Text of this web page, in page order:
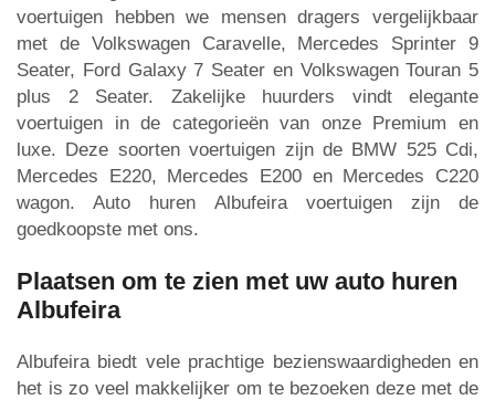
voertuigen hebben we mensen dragers vergelijkbaar
met de Volkswagen Caravelle, Mercedes Sprinter 9
Seater, Ford Galaxy 7 Seater en Volkswagen Touran 5
plus 2 Seater. Zakelijke huurders vindt elegante
voertuigen in de categorieën van onze Premium en
luxe. Deze soorten voertuigen zijn de BMW 525 Cdi,
Mercedes E220, Mercedes E200 en Mercedes C220
wagon. Auto huren Albufeira voertuigen zijn de
goedkoopste met ons.
Plaatsen om te zien met uw auto huren
Albufeira
Albufeira biedt vele prachtige bezienswaardigheden en
het is zo veel makkelijker om te bezoeken deze met de